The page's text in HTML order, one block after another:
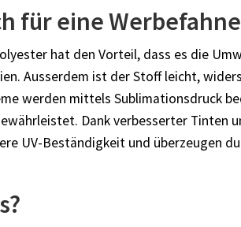
für eine
hat den Vorteil, dass es die
Ausserdem ist der Stoff leicht,
werden mittels Sublimationsdruck
Dank verbesserter Tinten
UV-Beständigkeit und überzeugen